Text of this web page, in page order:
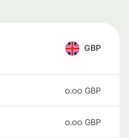
GBP
၀.၀၀ GBP
၀.၀၀ GBP